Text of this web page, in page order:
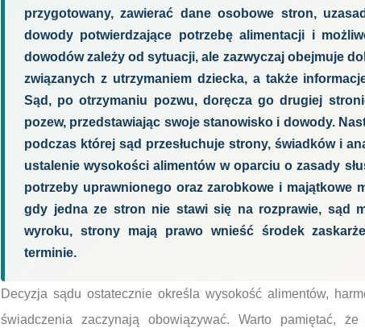
przygotowany, zawierać dane osobowe stron,
dowody potwierdzające potrzebę alimentacji i
dowodów zależy od sytuacji, ale zazwyczaj obejmuje
związanych z utrzymaniem dziecka, a także
Sąd, po otrzymaniu pozwu, doręcza go drugiej
pozew, przedstawiając swoje stanowisko i dowody.
podczas której sąd przesłuchuje strony, świadków i
ustalenie wysokości alimentów w oparciu o zasady
potrzeby uprawnionego oraz zarobkowe i majątkowe
gdy jedna ze stron nie stawi się na rozprawie, sąd
wyroku, strony mają prawo wnieść środek
terminie.
Decyzja sądu ostatecznie określa wysokość alimentów,
świadczenia zaczynają obowiązywać. Warto pamiętać,